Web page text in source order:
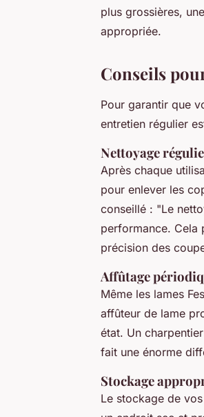
plus grossières,
appropriée.
Conseils
Pour garantir que
entretien régulier
Nettoyage
Après chaque
pour enlever les
conseillé : "Le
performance. Cela
précision des
Affûtage
Même les lames
affûteur de lame
état. Un
fait une énorme
Stockage
Le stockage de